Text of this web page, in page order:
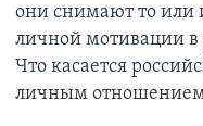
они снимают то или
личной мотивации
Что касается
личным